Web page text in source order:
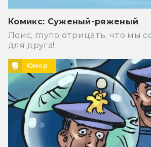
Комикс: Суженый-ряженый
Лоис, глупо отрицать, что мы
для друга!
Юмор